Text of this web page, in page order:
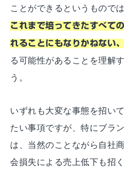
ことができるというもので
これまで培ってきたすべて
れることにもなりかねない
る可能性があることを理解
う。
いずれも大変な事態を招い
たい事項ですが、特にブラ
は、当然のことながら自社
会損失による売上低下も招